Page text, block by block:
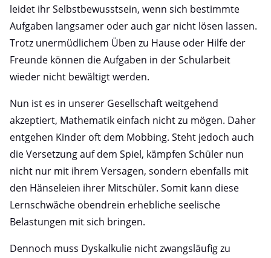
leidet ihr Selbstbewusstsein, wenn sich bestimmte
Aufgaben langsamer oder auch gar nicht lösen lassen.
Trotz unermüdlichem Üben zu Hause oder Hilfe der
Freunde können die Aufgaben in der Schularbeit
wieder nicht bewältigt werden.
Nun ist es in unserer Gesellschaft weitgehend
akzeptiert, Mathematik einfach nicht zu mögen. Daher
entgehen Kinder oft dem Mobbing. Steht jedoch auch
die Versetzung auf dem Spiel, kämpfen Schüler nun
nicht nur mit ihrem Versagen, sondern ebenfalls mit
den Hänseleien ihrer Mitschüler. Somit kann diese
Lernschwäche obendrein erhebliche seelische
Belastungen mit sich bringen.
Dennoch muss Dyskalkulie nicht zwangsläufig zu